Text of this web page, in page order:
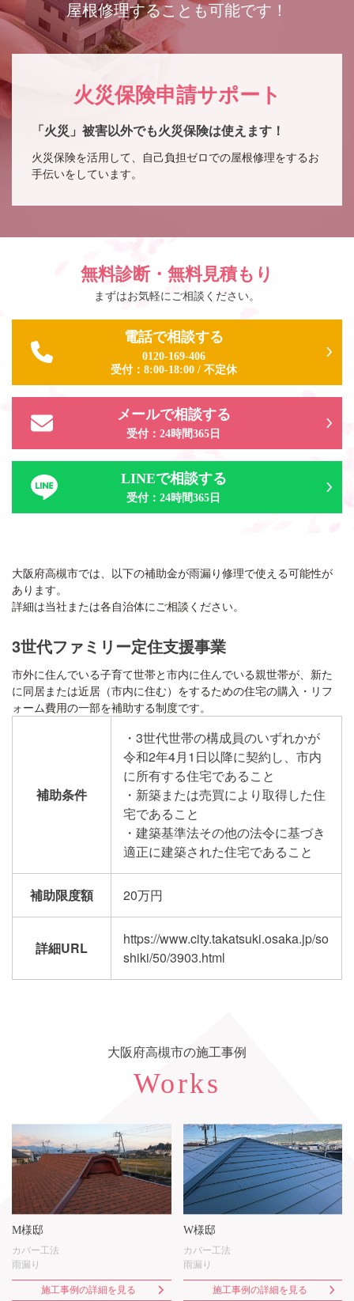
屋根修理することも可能です！
火災保険申請サポート
「火災」被害以外でも火災保険は使えます！
火災保険を活用して、自己負担ゼロでの屋根修理をするお
手伝いをしています。
無料診断・無料見積もり
まずはお気軽にご相談ください。
電話で相談する
0120-169-406
受付： 8:00-18:00/ 不定休
メールで相談する
受付：24時間365日
LINEで相談する
受付：24時間365日
大阪府高槻市では、以下の補助金が雨漏り修理で使える可能性が
あります。
詳細は当社または各自治体にご相談ください。
3世代ファミリー定住支援事業
市外に住んでいる子育て世帯と市内に住んでいる親世帯が、新た
に同居または近居（市内に住む）をするための住宅の購入・リフ
ォーム費用の一部を補助する制度です。
補助条件
・3世代世帯の構成員のいずれかが
令和2年4月1日以降に契約し、市内
に所有する住宅であること
・新築または売買により取得した住
宅であること
・建築基準法その他の法令に基づき
適正に建築された住宅であること
補助限度額 20万円
詳細URL
https://www.city.takatsuki.osaka.jp/so
shiki/50/3903.html
大阪府高槻市の施工事例
Works
M様邸
カバー工法
雨漏り
施工事例の詳細を見る
W様邸
カバー工法
雨漏り
施工事例の詳細を見る